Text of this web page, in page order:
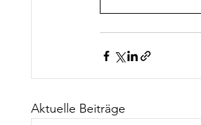
Aktuelle Beiträge